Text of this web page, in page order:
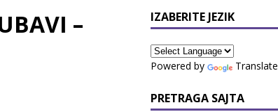
–
IZABERITE JEZIK
Powered by Translate
PRETRAGA SAJTA